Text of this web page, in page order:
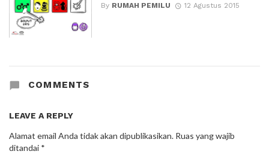
By RUMAH PEMILU 12 Agustus 2015
COMMENTS
LEAVE A REPLY
Alamat email Anda tidak akan dipublikasikan. Ruas yang wajib
ditandai *